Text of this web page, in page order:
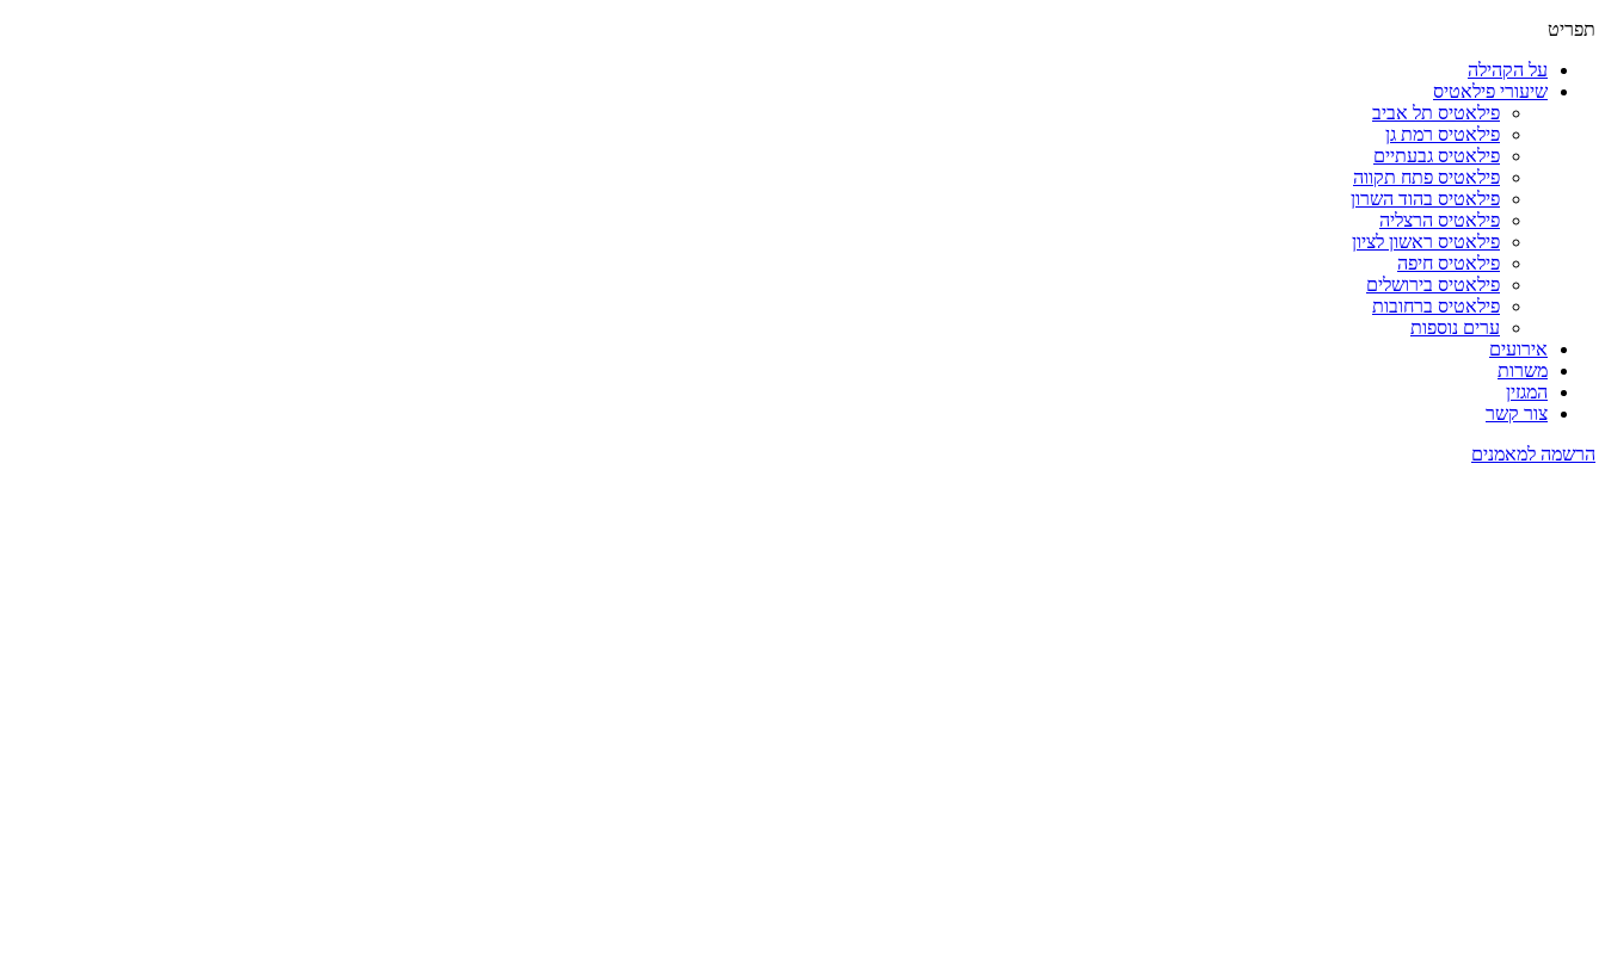
תפריט
על הקהילה
שיעורי פילאטיס
פילאטיס תל אביב
פילאטיס רמת גן
פילאטיס גבעתיים
פילאטיס פתח תקווה
פילאטיס בהוד השרון
פילאטיס הרצליה
פילאטיס ראשון לציון
פילאטיס חיפה
פילאטיס בירושלים
פילאטיס ברחובות
ערים נוספות
אירועים
משרות
המגזין
צור קשר
הרשמה למאמנים